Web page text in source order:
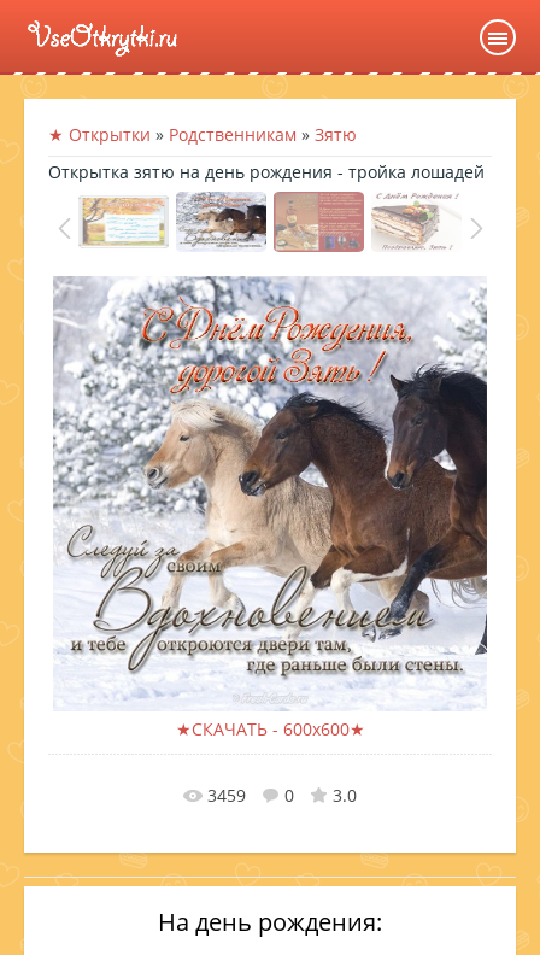
На день рождения:
★ Открытки » Родственникам » Зятю
Открытка зятю на день рождения - тройка лошадей
В реальном размере 600x600/ 141.8Kb
★СКАЧАТЬ - 600x600★
3459 0 3.0